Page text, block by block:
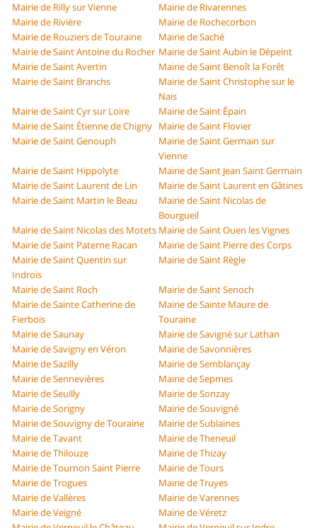
Mairie de Rilly sur Vienne
Mairie de Rivarennes
Mairie de Rivière
Mairie de Rochecorbon
Mairie de Rouziers de Touraine
Mairie de Saché
Mairie de Saint Antoine du Rocher Mairie de Saint Aubin le Dépeint
Mairie de Saint Avertin
Mairie de Saint Benoît la Forêt
Mairie de Saint Branchs
Mairie de Saint Christophe sur le
Nais
Mairie de Saint Cyr sur Loire
Mairie de Saint Épain
Mairie de Saint Étienne de Chigny Mairie de Saint Flovier
Mairie de Saint Genouph
Mairie de Saint Germain sur
Vienne
Mairie de Saint Hippolyte
Mairie de Saint Jean Saint Germain
Mairie de Saint Laurent de Lin
Mairie de Saint Laurent en Gâtines
Mairie de Saint Martin le Beau
Mairie de Saint Nicolas de
Bourgueil
Mairie de Saint Nicolas des Motets Mairie de Saint Ouen les Vignes
Mairie de Saint Paterne Racan
Mairie de Saint Pierre des Corps
Mairie de Saint Quentin sur
Indrois
Mairie de Saint Règle
Mairie de Saint Roch
Mairie de Saint Senoch
Mairie de Sainte Catherine de
Fierbois
Mairie de Sainte Maure de
Touraine
Mairie de Saunay
Mairie de Savigné sur Lathan
Mairie de Savigny en Véron
Mairie de Savonnières
Mairie de Sazilly
Mairie de Semblançay
Mairie de Sennevières
Mairie de Sepmes
Mairie de Seuilly
Mairie de Sonzay
Mairie de Sorigny
Mairie de Souvigné
Mairie de Souvigny de Touraine
Mairie de Sublaines
Mairie de Tavant
Mairie de Theneuil
Mairie de Thilouze
Mairie de Thizay
Mairie de Tournon Saint Pierre
Mairie de Tours
Mairie de Trogues
Mairie de Truyes
Mairie de Vallères
Mairie de Varennes
Mairie de Veigné
Mairie de Véretz